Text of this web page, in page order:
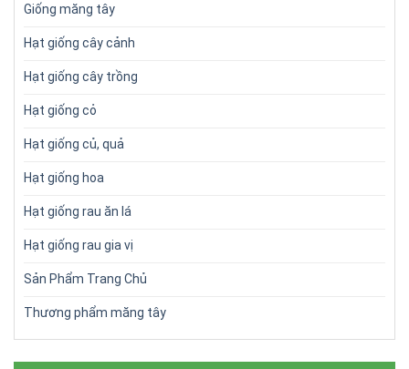
Giống măng tây
Hạt giống cây cảnh
Hạt giống cây trồng
Hạt giống cỏ
Hạt giống củ, quả
Hạt giống hoa
Hạt giống rau ăn lá
Hạt giống rau gia vị
Sản Phẩm Trang Chủ
Thương phẩm măng tây